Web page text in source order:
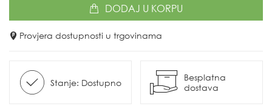
DODAJ U KORPU
Provjera dostupnosti u trgovinama
Stanje: Dostupno
Besplatna
dostava